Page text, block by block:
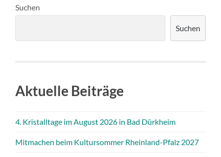
Suchen
Suchen
Aktuelle Beiträge
4. Kristalltage im August 2026 in Bad Dürkheim
Mitmachen beim Kultursommer Rheinland-Pfalz 2027